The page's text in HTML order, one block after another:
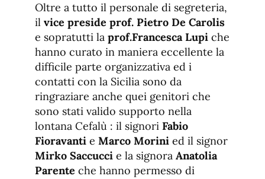
Oltre a tutto il personale di segreteria,
il vice preside prof. Pietro De Carolis
e sopratutti la prof.Francesca Lupi che
hanno curato in maniera eccellente la
difficile parte organizzativa ed i
contatti con la Sicilia sono da
ringraziare anche quei genitori che
sono stati valido supporto nella
lontana Cefalù : il signori Fabio
Fioravanti e Marco Morini ed il signor
Mirko Saccucci e la signora Anatolia
Parente che hanno permesso di